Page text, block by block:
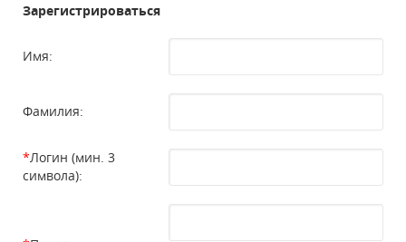
Зарегистрироваться
Имя:
Фамилия:
*Логин (мин. 3
символа):